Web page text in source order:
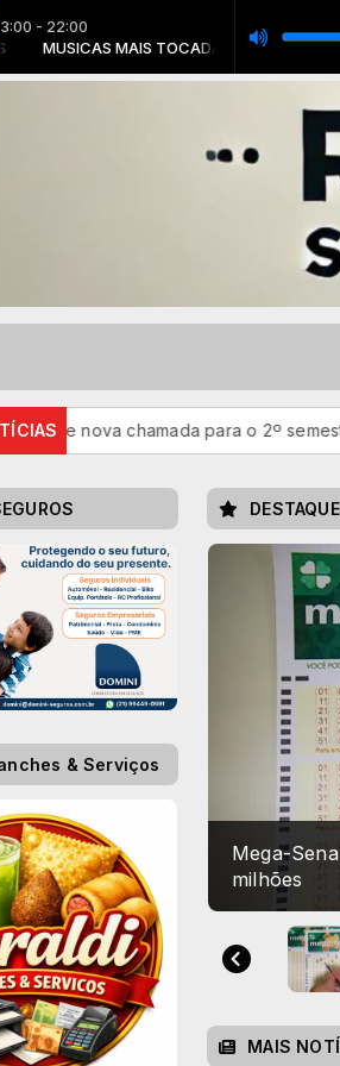
- 22:00
MUSICAS MAIS TOCADAS
(128 kbps)Y2meta.app - Sabrina Carpenter
chamada para o 2º semestre
Inscrições
agosto
MAIS
& Serviços